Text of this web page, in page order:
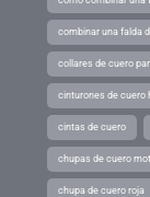
combinar una falda
collares de cuero
cinturones de cuero
cintas de cuero
chupas de cuero
chupa de cuero roja